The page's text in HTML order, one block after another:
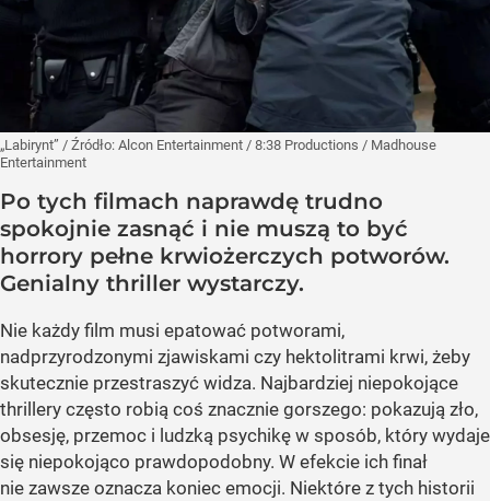
„Labirynt” / Źródło: Alcon Entertainment / 8:38 Productions / Madhouse
Entertainment
Po tych filmach naprawdę trudno
spokojnie zasnąć i nie muszą to być
horrory pełne krwiożerczych potworów.
Genialny thriller wystarczy.
Nie każdy film musi epatować potworami,
nadprzyrodzonymi zjawiskami czy hektolitrami krwi, żeby
skutecznie przestraszyć widza. Najbardziej niepokojące
thrillery często robią coś znacznie gorszego: pokazują zło,
obsesję, przemoc i ludzką psychikę w sposób, który wydaje
się niepokojąco prawdopodobny. W efekcie ich finał
nie zawsze oznacza koniec emocji. Niektóre z tych historii